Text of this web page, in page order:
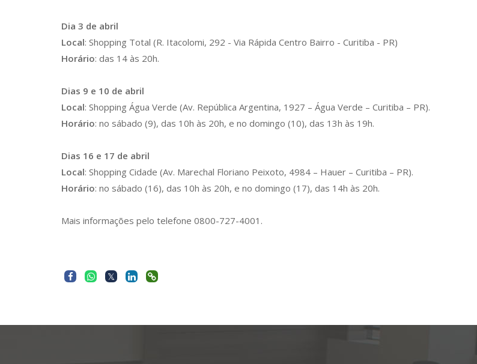
Dia 3 de abril
Local: Shopping Total (R. Itacolomi, 292 - Via Rápida Centro Bairro - Curitiba - PR)
Horário: das 14 às 20h.
Dias 9 e 10 de abril
Local: Shopping Água Verde (Av. República Argentina, 1927 – Água Verde – Curitiba – PR).
Horário: no sábado (9), das 10h às 20h, e no domingo (10), das 13h às 19h.
Dias 16 e 17 de abril
Local: Shopping Cidade (Av. Marechal Floriano Peixoto, 4984 – Hauer – Curitiba – PR).
Horário: no sábado (16), das 10h às 20h, e no domingo (17), das 14h às 20h.
Mais informações pelo telefone 0800-727-4001.